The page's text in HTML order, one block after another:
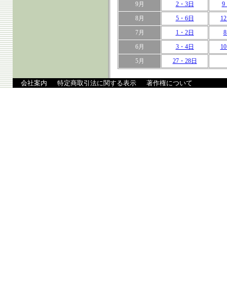
9月
2・3日
9
8月
5・6日
7月
1・2日
6月
3・4日
5月
27・28日
会社案内 特定商取引法に関する表示 著作権について